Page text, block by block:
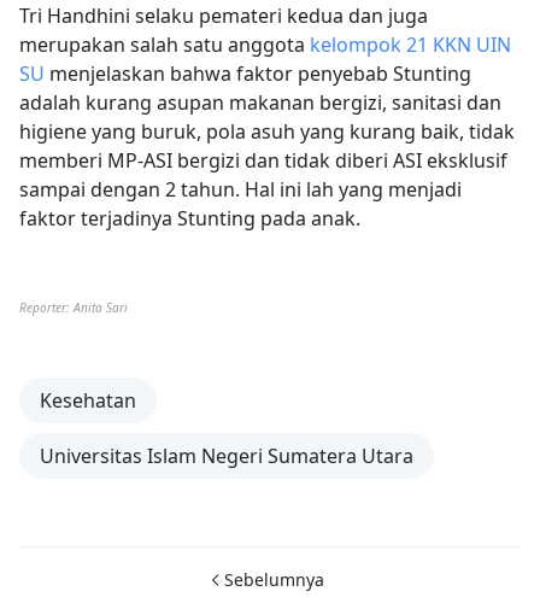
Tri Handhini selaku pemateri kedua dan juga
merupakan salah satu anggota kelompok 21 KKN UIN
SU menjelaskan bahwa faktor penyebab Stunting
adalah kurang asupan makanan bergizi, sanitasi dan
higiene yang buruk, pola asuh yang kurang baik, tidak
memberi MP-ASI bergizi dan tidak diberi ASI eksklusif
sampai dengan 2 tahun. Hal ini lah yang menjadi
faktor terjadinya Stunting pada anak.
Reporter: Anita Sari
Kesehatan
Universitas Islam Negeri Sumatera Utara
Sebelumnya